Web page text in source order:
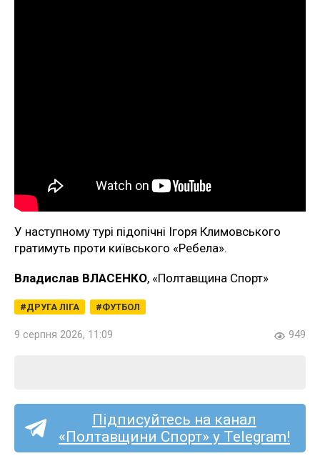
У наступному турі підопічні Ігоря Климовського
гратимуть проти київського «Ребела».
Владислав ВЛАСЕНКО, «Полтавщина Спорт»
ДРУГА ЛІГА ФУТБОЛ
9 серпня 2026, 11:09 949
Підписуйтесь на канал
«Полтавщини Спорт» у Telegram!